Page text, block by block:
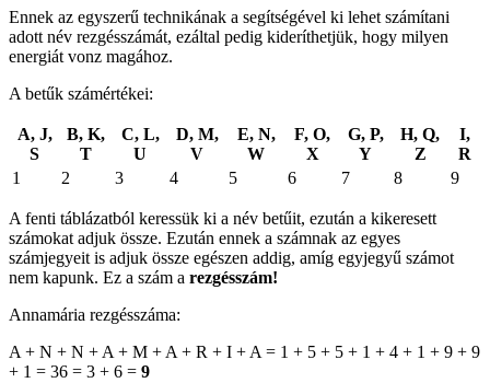
Ennek az egyszerű technikának a segítségével ki lehet számítani
adott név rezgésszámát, ezáltal pedig kideríthetjük, hogy milyen
energiát vonz magához.
A betűk számértékei:
A, J,
S
B, K,
T
C, L,
U
D, M,
V
E, N,
W
F, O,
X
G, P,
Y
H, Q,
Z
I,
R
1
2 3 4 5 6 7 8 9
A fenti táblázatból keressük ki a név betűit, ezután a kikeresett
számokat adjuk össze. Ezután ennek a számnak az egyes
számjegyeit is adjuk össze egészen addig, amíg egyjegyű számot
nem kapunk. Ez a szám a rezgésszám!
Annamária rezgésszáma:
A + N + N + A + M + A + R + I + A = 1 + 5 + 5 + 1 + 4 + 1 + 9 + 9
+ 1 = 36 = 3 + 6 = 9